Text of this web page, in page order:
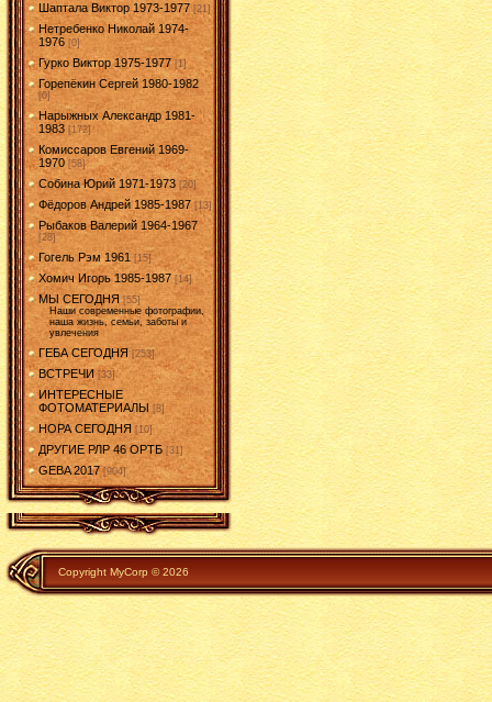
Шаптала Виктор 1973-1977 [21]
Нетребенко Николай 1974-
1976 [0]
Гурко Виктор 1975-1977 [1]
Горепёкин Сергей 1980-1982
[0]
Нарыжных Александр 1981-
1983 [172]
Комиссаров Евгений 1969-
1970 [58]
Собина Юрий 1971-1973 [20]
Фёдоров Андрей 1985-1987 [13]
Рыбаков Валерий 1964-1967
[28]
Гогель Рэм 1961 [15]
Хомич Игорь 1985-1987 [14]
МЫ СЕГОДНЯ [55]
Наши современные фотографии,
наша жизнь, семьи, заботы и
увлечения
ГЕБА СЕГОДНЯ [253]
ВСТРЕЧИ [33]
ИНТЕРЕСНЫЕ
ФОТОМАТЕРИАЛЫ [8]
НОРА СЕГОДНЯ [10]
ДРУГИЕ РЛР 46 ОРТБ [31]
GEBA 2017 [904]
Copyright MyCorp © 2026